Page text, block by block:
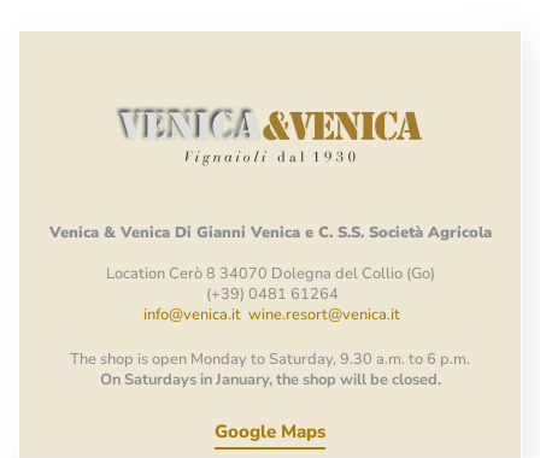
Venica & Venica Di Gianni Venica e C. S.S. Società Agricola
Location Cerò 8 34070 Dolegna del Collio (Go)
(+39) 0481 61264
info@venica.it wine.resort@venica.it
The shop is open Monday to Saturday, 9.30 a.m. to 6 p.m.
On Saturdays in January, the shop will be closed.
Google Maps